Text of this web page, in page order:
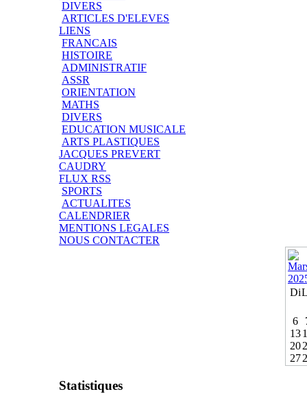
DIVERS
ARTICLES D'ELEVES
LIENS
FRANCAIS
HISTOIRE
ADMINISTRATIF
ASSR
ORIENTATION
MATHS
DIVERS
EDUCATION MUSICALE
ARTS PLASTIQUES
JACQUES PREVERT
CAUDRY
FLUX RSS
SPORTS
ACTUALITES
CALENDRIER
MENTIONS LEGALES
NOUS CONTACTER
Di
6
13
20
27
Statistiques